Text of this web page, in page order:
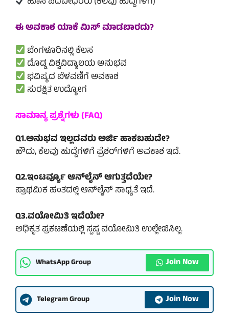
ಈ ಅವಕಾಶ ಯಾಕೆ ಮಿಸ್ ಮಾಡಬಾರದು?
ಬೆಂಗಳೂರಿನಲ್ಲಿ ಕೆಲಸ
ದೊಡ್ಡ ವಿಶ್ವವಿದ್ಯಾಲಯ ಅನುಭವ
ಭವಿಷ್ಯದ ಬೆಳವಣಿಗೆ ಅವಕಾಶ
ಸುರಕ್ಷಿತ ಉದ್ಯೋಗ
ಸಾಮಾನ್ಯ ಪ್ರಶ್ನೆಗಳು (FAQ)
Q1.ಅನುಭವ ಇಲ್ಲದವರು ಅರ್ಜಿ ಹಾಕಬಹುದೇ?
ಹೌದು, ಕೆಲವು ಹುದ್ದೆಗಳಿಗೆ ಫ್ರೆಶರ್‌ಗಳಿಗೆ ಅವಕಾಶ ಇದೆ.
Q2.ಇಂಟರ್ವ್ಯೂ ಆನ್‌ಲೈನ್ ಆಗುತ್ತದೆಯೇ?
ಪ್ರಾಥಮಿಕ ಹಂತದಲ್ಲಿ ಆನ್‌ಲೈನ್ ಸಾಧ್ಯತೆ ಇದೆ.
Q3.ವಯೋಮಿತಿ ಇದೆಯೇ?
ಅಧಿಕೃತ ಪ್ರಕಟಣೆಯಲ್ಲಿ ಸ್ಪಷ್ಟ ವಯೋಮಿತಿ ಉಲ್ಲೇಖಿಸಿಲ್ಲ.
WhatsApp Group Join Now
Telegram Group Join Now